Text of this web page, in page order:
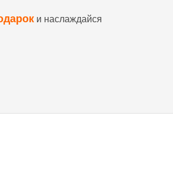
и наслаждайся